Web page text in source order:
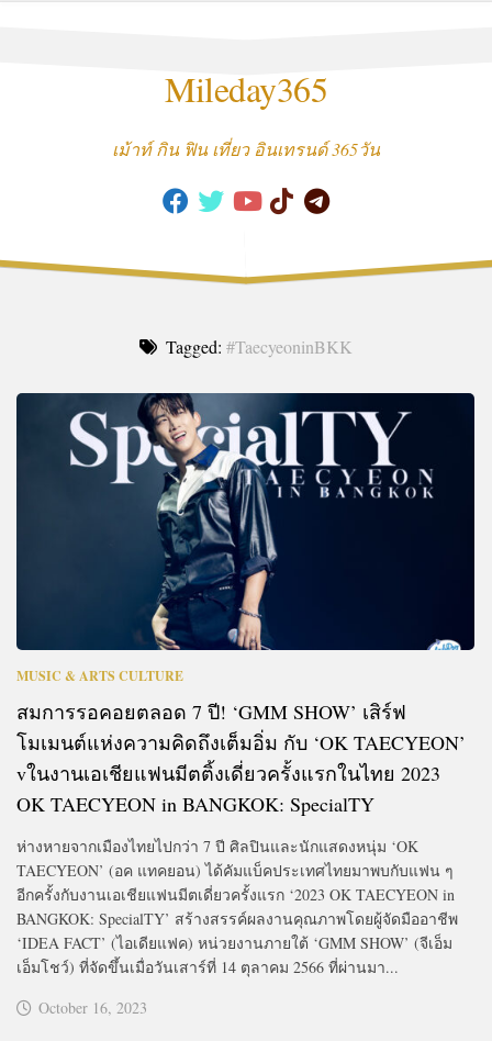
Mileday365
เม้าท์ กิน ฟิน เที่ยว อินเทรนด์ 365วัน
Tagged: #TaecyeoninBKK
MUSIC & ARTS CULTURE
สมการรอคอยตลอด 7 ปี! ‘GMM SHOW’ เสิร์ฟ
โมเมนต์แห่งความคิดถึงเต็มอิ่ม กับ ‘OK TAECYEON’
vในงานเอเชียแฟนมีตติ้งเดี่ยวครั้งแรกในไทย 2023
OK TAECYEON in BANGKOK: SpecialTY
ห่างหายจากเมืองไทยไปกว่า 7 ปี ศิลปินและนักแสดงหนุ่ม ‘OK
TAECYEON’ (อค แทคยอน) ได้คัมแบ็คประเทศไทยมาพบกับแฟน ๆ
อีกครั้งกับงานเอเชียแฟนมีตเดี่ยวครั้งแรก ‘2023 OK TAECYEON in
BANGKOK: SpecialTY’ สร้างสรรค์ผลงานคุณภาพโดยผู้จัดมืออาชีพ
‘IDEA FACT’ (ไอเดียแฟค) หน่วยงานภายใต้ ‘GMM SHOW’ (จีเอ็ม
เอ็มโชว์) ที่จัดขึ้นเมื่อวันเสาร์ที่ 14 ตุลาคม 2566 ที่ผ่านมา...
October 16, 2023